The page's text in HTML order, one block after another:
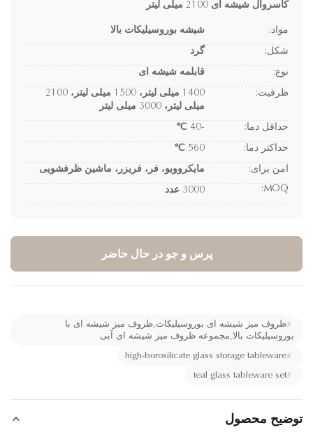
کاسروال شیشه ای 2100 میلی لیتر
شیشه بوروسیلیکات بالا
شکل:
قابلمه شیشه ای
ظرفیت:
1400 میلی لیتر، 1500 میلی لیتر، 2100
میلی لیتر، 3000 میلی لیتر
حداقل دما:
حداکثر دما:
امن برای:
مایکروویو، فر، فریزر، ماشین ظرفشویی
MOQ:
3000 عدد
پرس و جو در حال حاضر
ظروف میز شیشه ای بوروسیلیکات,ظروف میز شیشه ای با
بالا,مجموعه ظروف میز شیشه ای آبی
high-borosilicate glass storage tableware
teal glass tableware set
محصول